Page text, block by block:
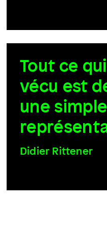
Tout ce
vécu est
une simple
Didier Rittener